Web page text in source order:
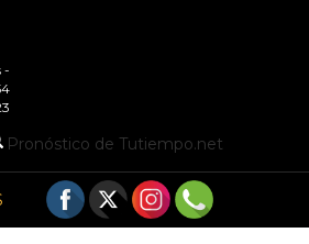
-
Pronóstico de Tutiempo.net